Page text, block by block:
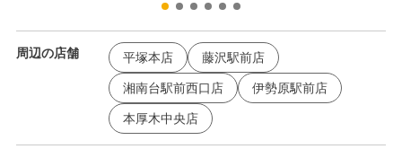
周辺の店舗 平塚本店 藤沢駅前店
湘南台駅前西口店 伊勢原駅前店
本厚木中央店